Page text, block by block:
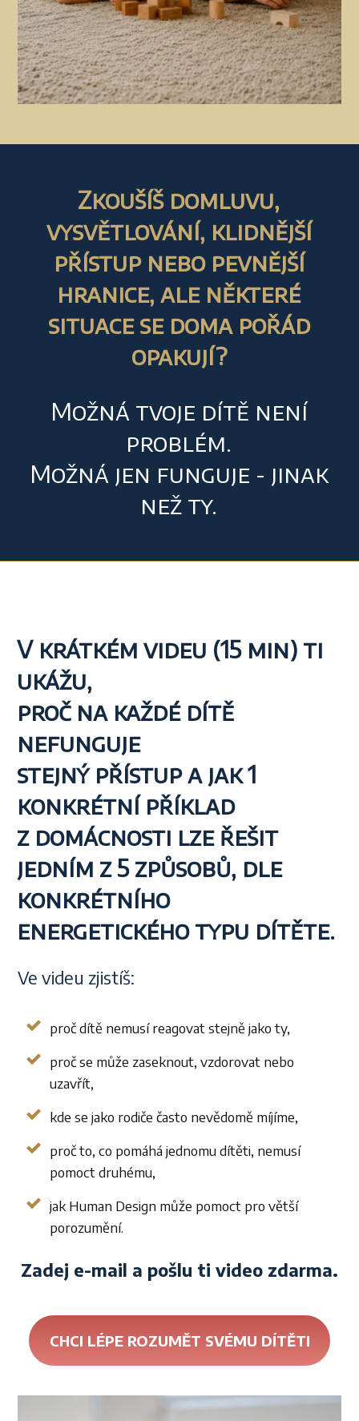
Zkoušíš domluvu,
vysvětlování, klidnější
přístup nebo pevnější
hranice, ale některé
situace se doma pořád
opakují?
Možná tvoje dítě není
problém.
Možná jen funguje - jinak
než ty.
V krátkém videu (15 min) ti
ukážu,
proč na každé dítě
nefunguje
stejný přístup a jak 1
konkrétní příklad
z domácnosti lze řešit
jedním z 5 způsobů, dle
konkrétního
energetického typu dítěte.
Ve videu zjistíš:
proč dítě nemusí reagovat stejně jako ty,
proč se může zaseknout, vzdorovat nebo
uzavřít,
kde se jako rodiče často nevědomě míjíme,
proč to, co pomáhá jednomu dítěti, nemusí
pomoct druhému,
jak Human Design může pomoct pro větší
porozumění.
Zadej e-mail a pošlu ti video zdarma.
CHCI LÉPE ROZUMĚT SVÉMU DÍTĚTI